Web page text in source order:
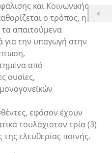
και Κοινωνικής
ο τρόπος, η
τα απαιτούμενα
για την υπαγωγή στην
από
ουσίες,
εφόσον έχουν
τουλάχιστον τρία (3)
της ελευθερίας ποινής.